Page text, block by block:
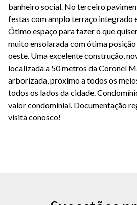
banheiro social. No terceiro
festas com amplo terraço integrado
Ótimo espaço para fazer o que
muito ensolarada com ótima
oeste. Uma excelente construção,
localizada a 50 metros da Coronel
arborizada, próximo a todos os
todos os lados da cidade.
valor condominial. Documentação
visita conosco!